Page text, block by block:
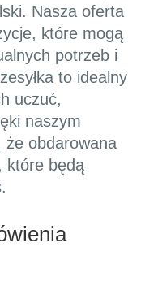
Nasza oferta
które mogą
potrzeb i
to idealny
uczuć,
naszym
że obdarowana
które będą